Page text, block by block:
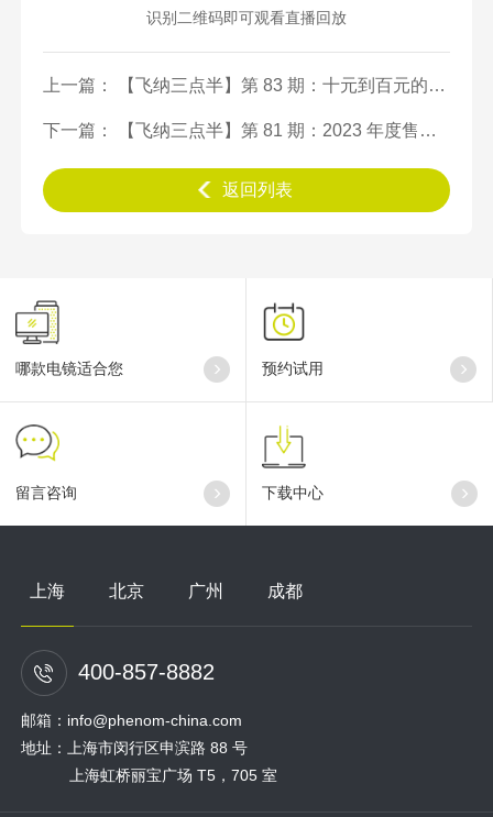
识别二维码即可观看直播回放
上一篇： 【飞纳三点半】第 83 期：十元到百元的电动牙刷的刷头，要这么选！
下一篇： 【飞纳三点半】第 81 期：2023 年度售后培训总结与春节设备关机提醒
返回列表
哪款电镜适合您 预约试用
留言咨询 下载中心
上海 北京 广州 成都
400-857-8882
邮箱：info@phenom-china.com
地址：上海市闵行区申滨路 88 号
上海虹桥丽宝广场 T5，705 室